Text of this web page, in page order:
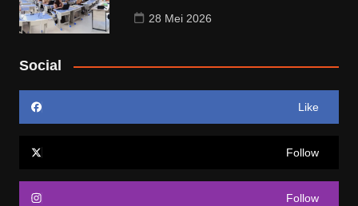
28 Mei 2026
Social
Like
Follow
Follow